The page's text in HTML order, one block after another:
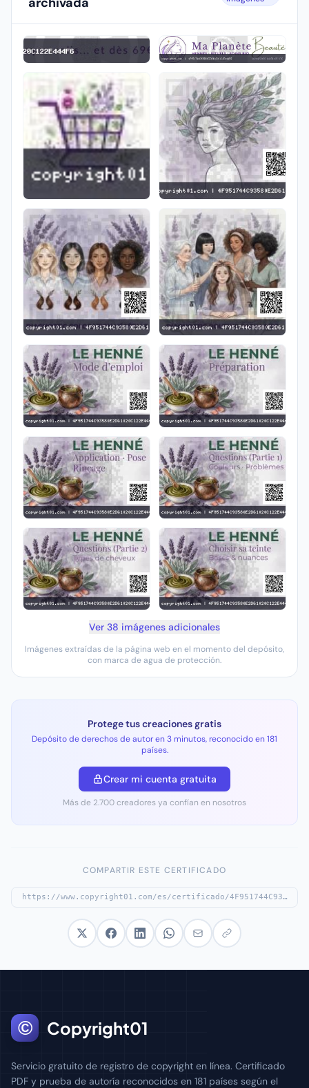
Ver 38 imágenes adicionales
Imágenes extraídas de la página web en el momento del depósito,
con marca de agua de protección.
Protege tus creaciones gratis
Depósito de derechos de autor en 3 minutos, reconocido en 181
países.
Crear mi cuenta gratuita
Más de 2.700 creadores ya confían en nosotros
COMPARTIR ESTE CERTIFICADO
© Copyright01
Servicio gratuito de registro de copyright en línea. Certificado
PDF y prueba de autoría reconocidos en 181 países según el